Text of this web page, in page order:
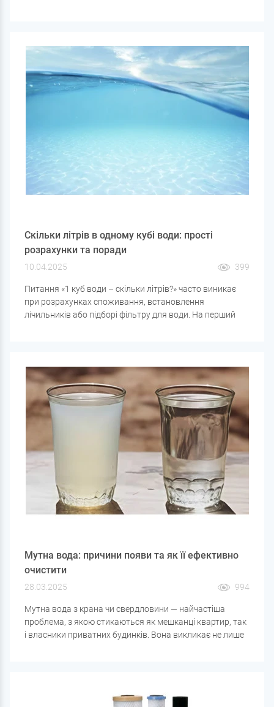
з лимоном, кому вона підійде, а кому краще утриматися.
Скільки літрів в одному кубі води: прості
розрахунки та поради
10.04.2025 399
Питання «1 куб води – скільки літрів?» часто виникає
при розрахунках споживання, встановлення
лічильників або підборі фільтру для води. На перший
Мутна вода: причини появи та як її ефективно
очистити
28.03.2025 994
Мутна вода з крана чи свердловини — найчастіша
проблема, з якою стикаються як мешканці квартир, так
і власники приватних будинків. Вона викликає не лише